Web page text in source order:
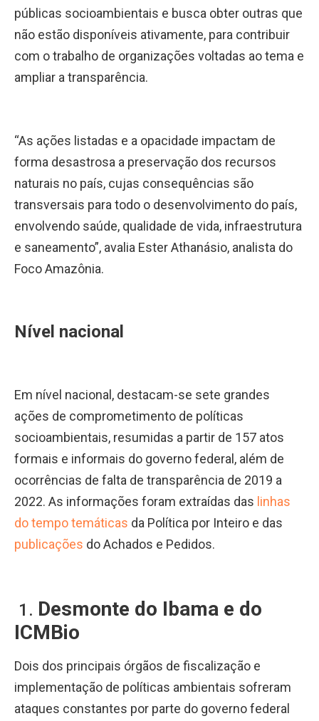
públicas socioambientais e busca obter outras que
não estão disponíveis ativamente, para contribuir
com o trabalho de organizações voltadas ao tema e
ampliar a transparência.
“As ações listadas e a opacidade impactam de
forma desastrosa a preservação dos recursos
naturais no país, cujas consequências são
transversais para todo o desenvolvimento do país,
envolvendo saúde, qualidade de vida, infraestrutura
e saneamento”, avalia Ester Athanásio, analista do
Foco Amazônia.
Nível nacional
Em nível nacional, destacam-se sete grandes
ações de comprometimento de políticas
socioambientais, resumidas a partir de 157 atos
formais e informais do governo federal, além de
ocorrências de falta de transparência de 2019 a
2022. As informações foram extraídas das linhas
do tempo temáticas da Política por Inteiro e das
publicações do Achados e Pedidos.
1. Desmonte do Ibama e do
ICMBio
Dois dos principais órgãos de fiscalização e
implementação de políticas ambientais sofreram
ataques constantes por parte do governo federal